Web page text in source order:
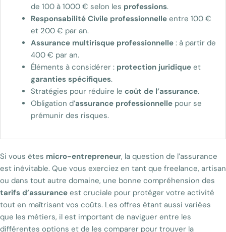
de 100 à 1000 € selon les professions.
Responsabilité Civile professionnelle entre 100 €
et 200 € par an.
Assurance multirisque professionnelle : à partir de
400 € par an.
Éléments à considérer : protection juridique et
garanties spécifiques.
Stratégies pour réduire le coût de l’assurance.
Obligation d’assurance professionnelle pour se
prémunir des risques.
Si vous êtes micro-entrepreneur, la question de l’assurance
est inévitable. Que vous exerciez en tant que freelance, artisan
ou dans tout autre domaine, une bonne compréhension des
tarifs d’assurance est cruciale pour protéger votre activité
tout en maîtrisant vos coûts. Les offres étant aussi variées
que les métiers, il est important de naviguer entre les
différentes options et de les comparer pour trouver la